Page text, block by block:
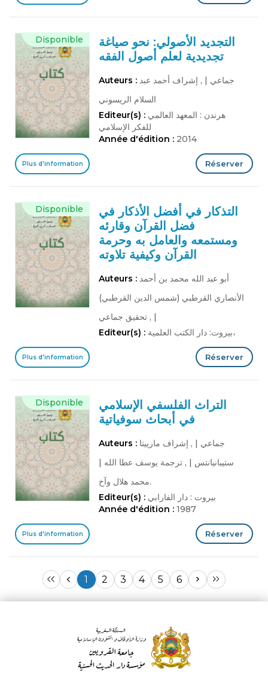
Disponible
التجديد الأصولي: نحو صياغة
تجديدية لعلم أصول الفقه
Auteurs : جماعي | , إشراف أحمد عبد
السلام الريسوني
Editeur(s) : هرندن : المعهد العالمي
للفكر الإسلامي
Année d'édition : 2014
Plus d'information Réserver
Disponible
التذكار في أفضل الأذكار في
فضل القرآن وقارئه
ومستمعه والعامل به وحرمة
القرآن وكيفية تلاوته
Auteurs : أبو عبد الله محمد بن أحمد
الأنصاري القرطبي (شمس الدين القرطبي)
| , تحقيق جماعي
Editeur(s) :
بيروت: دار الكتب العلمية،
Plus d'information Réserver
Disponible
التراث الفلسفي الإسلامي
في أبحاث سوفياتية
Auteurs : جماعي | , إشراف مارييتا
ستيبانيانتس | , ترجمة يوسف عطا الله |
محمد هلال وآخ.
Editeur(s) : بيروت : دار الفارابي
Année d'édition : 1987
Plus d'information Réserver
1 2 3 4 5 6